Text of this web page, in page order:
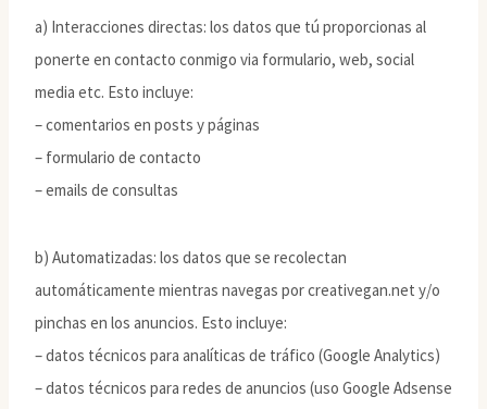
a) Interacciones directas: los datos que tú proporcionas al
ponerte en contacto conmigo via formulario, web, social
media etc. Esto incluye:
– comentarios en posts y páginas
– formulario de contacto
– emails de consultas
b) Automatizadas: los datos que se recolectan
automáticamente mientras navegas por creativegan.net y/o
pinchas en los anuncios. Esto incluye:
– datos técnicos para analíticas de tráfico (Google Analytics)
– datos técnicos para redes de anuncios (uso Google Adsense